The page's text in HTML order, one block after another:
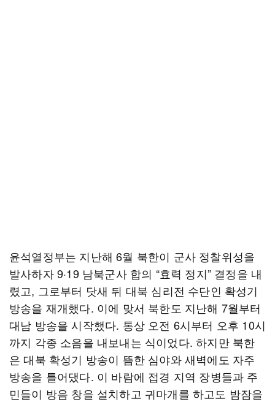
윤석열정부는 지난해 6월 북한이 군사 정찰위성을
발사하자 9·19 남북군사 합의 “효력 정지” 결정을 내
렸고, 그로부터 닷새 뒤 대북 심리전 수단인 확성기
방송을 재개했다. 이에 맞서 북한도 지난해 7월부터
대남 방송을 시작했다. 통상 오전 6시부터 오후 10시
까지 각종 소음을 내보내는 식이었다. 하지만 북한
은 대북 확성기 방송이 뜸한 심야와 새벽에도 자주
방송을 틀어댔다. 이 바람에 접경 지역 장병들과 주
민들이 방음 창을 설치하고 귀마개를 하고도 밤잠을